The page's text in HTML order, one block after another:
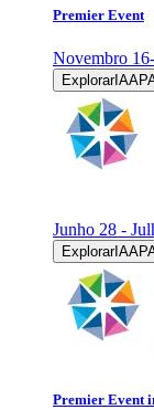
Premier Event
Novembro
Junho 28 -
Premier Event